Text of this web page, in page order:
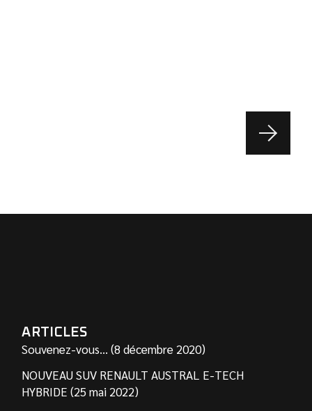
ARTICLES
Souvenez-vous… (8 décembre 2020)
NOUVEAU SUV RENAULT AUSTRAL E-TECH
HYBRIDE (25 mai 2022)